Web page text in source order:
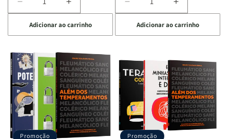
Diminuir
a
quantidade
de
Raizes
da
Alma
|
O
Vício
Agradar
Aumentar
a
quantidade
de
Raizes
da
Alma
|
O
Vício
de
Agradar
Adicionar ao carrinho
Diminuir
a
quantidade
de
Quarto
de
Guerra
Livro
+
Devocional
Aumentar
a
quantidade
de
Quarto
de
Guerra
|
Livro
+
Devocional
Adicionar ao carrinho
Promoção Promoção